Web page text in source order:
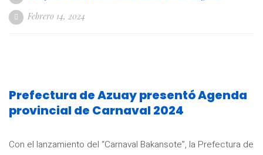
Febrero 14, 2024
Prefectura de Azuay presentó Agenda
provincial de Carnaval 2024
Con el lanzamiento del “Carnaval Bakansote”, la Prefectura de